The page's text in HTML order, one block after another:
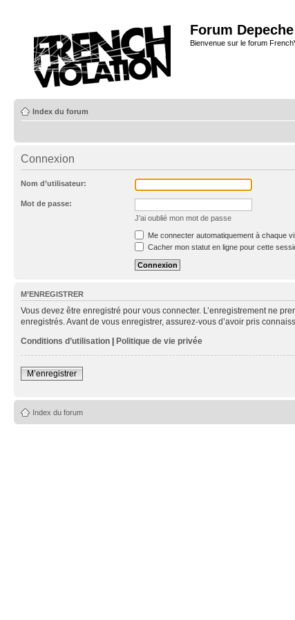
Forum
Bienvenue sur le forum
Index du forum
Connexion
Nom d’utilisateur:
Mot de passe:
J’ai oublié mon mot de passe
Me connecter automatiquement à chaque
Cacher mon statut en ligne pour cette
M’ENREGISTRER
Vous devez être enregistré pour vous connecter. L’enregistrement ne
enregistrés. Avant de vous enregistrer, assurez-vous d’avoir pris
Conditions d’utilisation | Politique de vie privée
M’enregistrer
Index du forum